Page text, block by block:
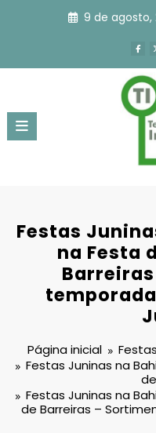
9 de agosto,
Festas
na Festa
Página inicial
Festas Juninas na
Festas Juninas na
de Barreiras –